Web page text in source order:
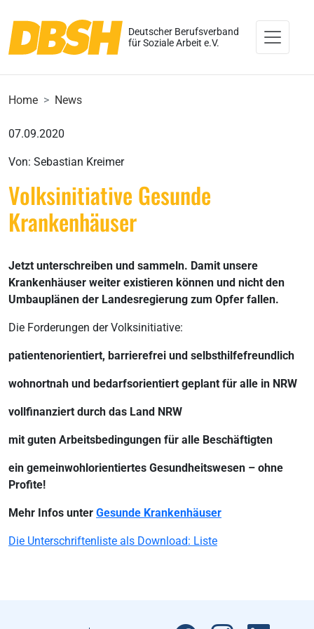
Deutscher Berufsverband
für Soziale Arbeit e.V.
Home News
07.09.2020
Von: Sebastian Kreimer
Volksinitiative Gesunde
Krankenhäuser
Jetzt unterschreiben und sammeln. Damit unsere
Krankenhäuser weiter existieren können und nicht den
Umbauplänen der Landesregierung zum Opfer fallen.
Die Forderungen der Volksinitiative:
patientenorientiert, barrierefrei und selbsthilfefreundlich
wohnortnah und bedarfsorientiert geplant für alle in NRW
vollfinanziert durch das Land NRW
mit guten Arbeitsbedingungen für alle Beschäftigten
ein gemeinwohlorientiertes Gesundheitswesen – ohne
Profite!
Mehr Infos unter Gesunde Krankenhäuser
Die Unterschriftenliste als Download: Liste